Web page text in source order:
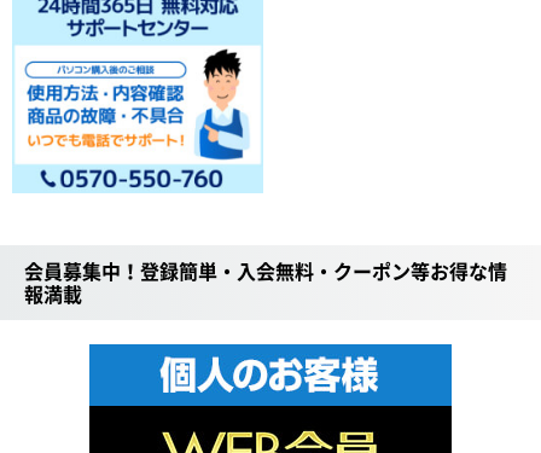
会員募集中！登録簡単・入会無料・クーポン等お得な情
報満載